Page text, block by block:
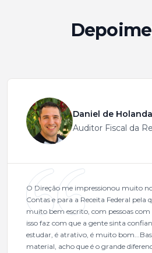
Daniel de Holanda
Auditor Fiscal da
O Direção me impressionou muito
Contas e para a Receita Federal pela
muito bem escrito, com pessoas
isso faz com que a gente sinta
estudar, é atrativo, é muito
material, acho que é o grande